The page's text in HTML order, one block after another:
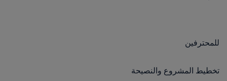
للمحترفين
تخطيط المشروع والنصيحة